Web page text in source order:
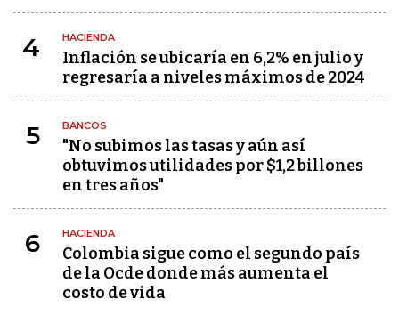
4 HACIENDA
Inflación se ubicaría en 6,2% en julio y
regresaría a niveles máximos de 2024
5 BANCOS
"No subimos las tasas y aún así
obtuvimos utilidades por $1,2 billones
en tres años"
6 HACIENDA
Colombia sigue como el segundo país
de la Ocde donde más aumenta el
costo de vida